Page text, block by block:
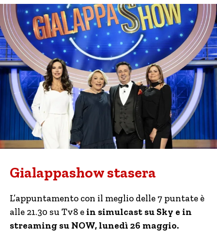
Gialappashow stasera
L’appuntamento con il meglio delle 7 puntate è
alle 21.30 su Tv8 e in simulcast su Sky e in
streaming su NOW, lunedì 26 maggio.